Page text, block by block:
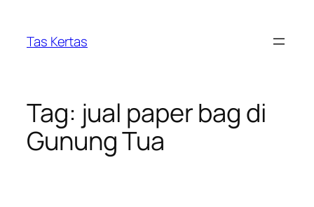
content
Tas Kertas
Tag: jual paper bag di
Gunung Tua